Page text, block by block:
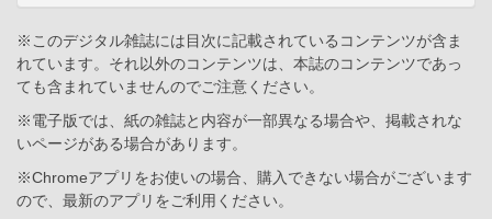
※このデジタル雑誌には目次に記載されているコンテンツが含ま
れています。それ以外のコンテンツは、本誌のコンテンツであっ
ても含まれていませんのでご注意ください。
※電子版では、紙の雑誌と内容が一部異なる場合や、掲載されな
いページがある場合があります。
※Chromeアプリをお使いの場合、購入できない場合がございます
ので、最新のアプリをご利用ください。